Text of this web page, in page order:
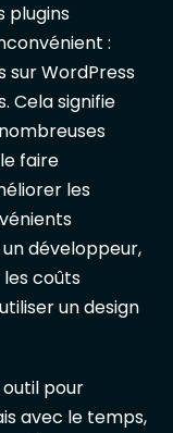
plugins
:
sur WordPress
Cela signifie
faire
les
développeur,
coûts
un design
pour
avec le temps,